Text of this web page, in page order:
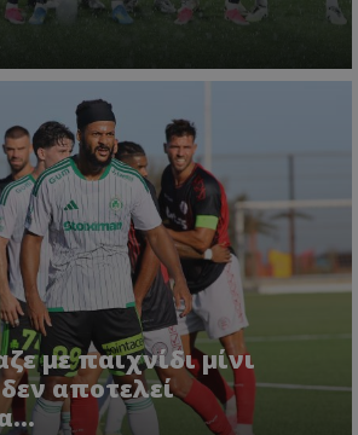
με παιχνίδι μίνι
αποτελεί